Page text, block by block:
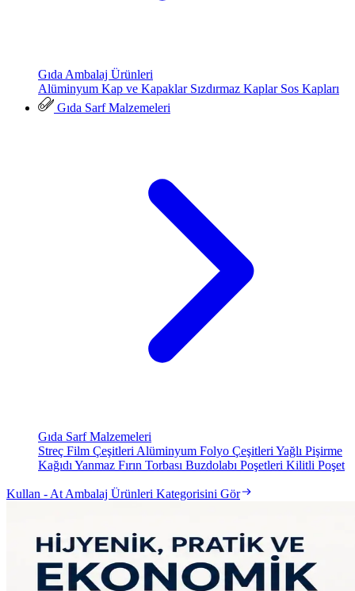
Gıda Ambalaj Ürünleri
Alüminyum Kap ve Kapaklar Sızdırmaz Kaplar Sos Kapları
Gıda Sarf Malzemeleri
Gıda Sarf Malzemeleri
Streç Film Çeşitleri Alüminyum Folyo Çeşitleri Yağlı Pişirme
Kağıdı Yanmaz Fırın Torbası Buzdolabı Poşetleri Kilitli Poşet
Kullan - At Ambalaj Ürünleri Kategorisini Gör